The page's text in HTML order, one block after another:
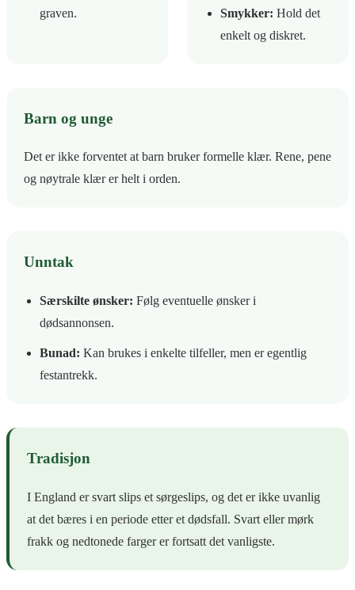
graven. Smykker: Hold det
enkelt og diskret.
Barn og unge
Det er ikke forventet at barn bruker formelle klær. Rene, pene
og nøytrale klær er helt i orden.
Unntak
Særskilte ønsker: Følg eventuelle ønsker i
dødsannonsen.
Bunad: Kan brukes i enkelte tilfeller, men er egentlig
festantrekk.
Tradisjon
I England er svart slips et sørgeslips, og det er ikke uvanlig
at det bæres i en periode etter et dødsfall. Svart eller mørk
frakk og nedtonede farger er fortsatt det vanligste.